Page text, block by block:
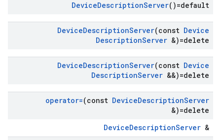
DeviceDescriptionServer()=default
DeviceDescriptionServer(const Device
DescriptionServer &)=delete
DeviceDescriptionServer(const Device
DescriptionServer &&)=delete
operator=(const DeviceDescriptionServer
&)=delete
DeviceDescriptionServer &